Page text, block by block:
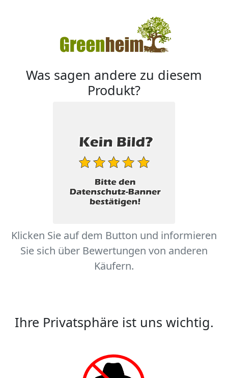
Was sagen andere zu diesem
Produkt?
Klicken Sie auf dem Button und informieren
Sie sich über Bewertungen von anderen
Käufern.
Ihre Privatsphäre ist uns wichtig.